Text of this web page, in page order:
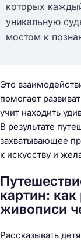
которых
уникальную
мостом к
Это
помогает
учит находить
В результате
захватывающее
к искусству и
картин:
живописи
Рассказывать